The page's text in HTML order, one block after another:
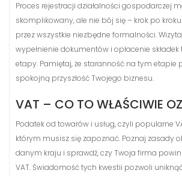
Proces rejestracji działalności gospodarczej
skomplikowany, ale nie bój się – krok po
przez wszystkie niezbędne formalności.
wypełnienie dokumentów i opłacenie składek
etapy. Pamiętaj, że staranność na tym etapie
spokojną przyszłość Twojego biznesu.
VAT – CO TO WŁAŚCIWIE
Podatek od towarów i usług, czyli popularne
którym musisz się zapoznać. Poznaj zasady
danym kraju i sprawdź, czy Twoja firma
VAT. Świadomość tych kwestii pozwoli